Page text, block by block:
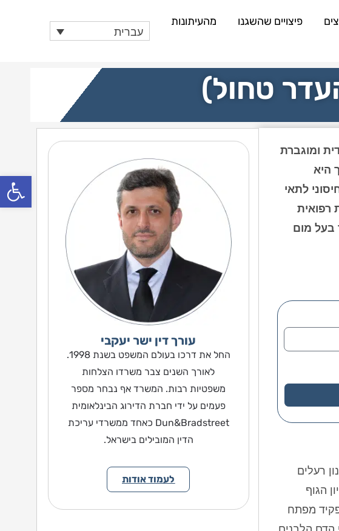
פיצויים שהשגנו
מהעיתונות
עברית
טחול)
ומוגברת
היא
לתאי
רפואית
בעל מום
רעלים
הגוף
מפתח
עורך דין ישר יעקבי
החל את דרכו בעולם המשפט בשנת 1998.
לאורך השנים צבר משרדו הצלחות
משפטיות רבות. המשרד אף נבחר מספר
פעמים על ידי חברת הדירוג הבינלאומית
Dun&Bradstreet כאחד ממשרדי עריכת
הדין המובילים בישראל.
לעמוד אודות